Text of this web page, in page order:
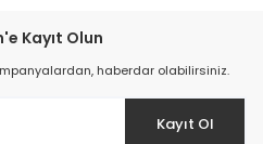
Kayıt Olun
haberdar olabilirsiniz.
Kayıt Ol